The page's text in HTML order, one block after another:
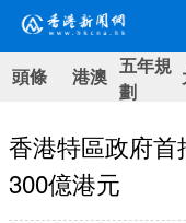
頭條 港澳 五年規
劃
香港特區政府
300億港元